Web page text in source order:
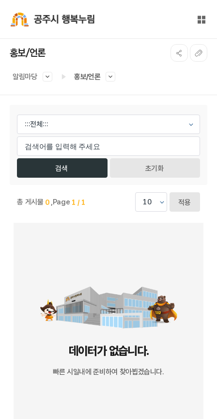
전체
홍보/언론
알림마당 홍보/언론
초기화
총 게시물 0 ,Page 1 / 1 적용
데이터가 없습니다.
빠른 시일내에 준비하여 찾아뵙겠습니다.